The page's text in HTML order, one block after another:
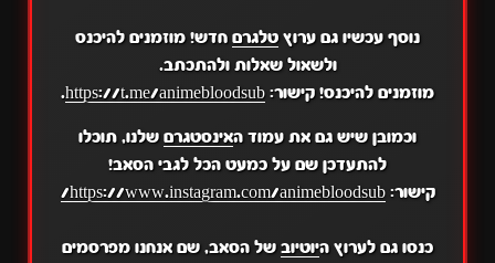
נוסף עכשיו גם ערוץטלגרםחדש! מוזמנים להיכנס
ולשאול שאלות ולהתכתב.
מוזמנים להיכנס! קישור: https://t.me/animebloodsub
.
וכמובן שיש גם את עמוד האינסטגרםשלנו, תוכלו
להתעדכן שם על כמעט הכל לגבי הסאב!
קישור:https://www.instagram.com/animebloodsub/
כנסו גם לערוץ היוטיובשל הסאב, שם אנחנו מפרסמים